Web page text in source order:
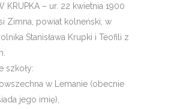
KRUPKA – ur. 22 kwietnia 1900
Zimna, powiat kolneński, w
Stanisława Krupki i Teofili z
szkoły:
w Lemanie (obecnie
jego imię),